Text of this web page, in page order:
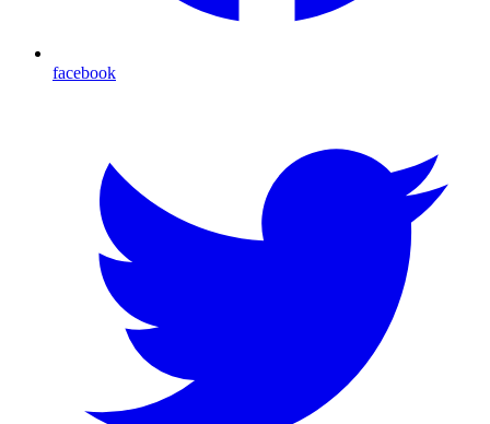
facebook